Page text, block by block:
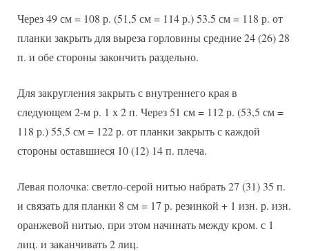
Через 49 см = 108 р. (51,5 см = 114 р.) 53.5 см = 118 р. от
планки закрыть для выреза горловины средние 24 (26) 28
п. и обе стороны закончить раздельно.
Для закругления закрыть с внутреннего края в
следующем 2-м р. 1 х 2 п. Через 51 см = 112 р. (53,5 см =
118 р.) 55,5 см = 122 р. от планки закрыть с каждой
стороны оставшиеся 10 (12) 14 п. плеча.
Левая полочка: светло-серой нитью набрать 27 (31) 35 п.
и связать для планки 8 см = 17 р. резинкой + 1 изн. р. изн.
оранжевой нитью, при этом начинать между кром. с 1
лиц. и заканчивать 2 лиц.